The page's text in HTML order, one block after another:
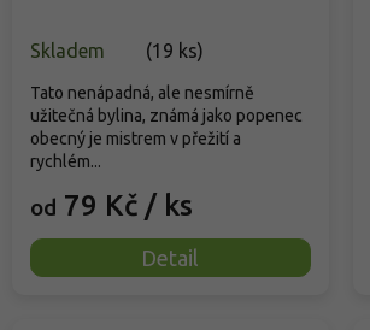
Skladem (19 ks)
od 79 Kč / ks
Detail
Tato nenápadná, ale nesmírně
užitečná bylina, známá jako popenec
obecný je mistrem v přežití a
rychlém...